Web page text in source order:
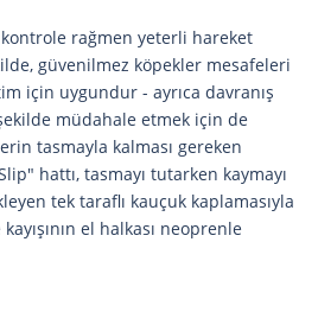
rağmen yeterli hareket
güvenilmez köpekler mesafeleri
için uygundur - ayrıca davranış
müdahale etmek için de
tasmayla kalması gereken
hattı, tasmayı tutarken kaymayı
tek taraflı kauçuk kaplamasıyla
el halkası neoprenle